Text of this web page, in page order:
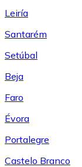
Leiría
Santarém
Setúbal
Beja
Faro
Évora
Portalegre
Castelo Branco